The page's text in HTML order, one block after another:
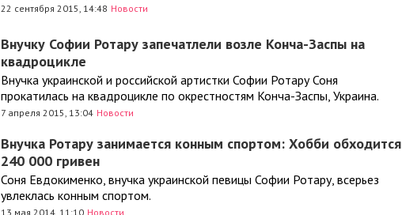
22 сентября 2015, 14:48 Новости
Внучку Софии Ротару запечатлели возле Конча-Заспы на
квадроцикле
Внучка украинской и российской артистки Софии Ротару Соня
прокатилась на квадроцикле по окрестностям Конча-Заспы, Украина.
7 апреля 2015, 13:04 Новости
Внучка Ротару занимается конным спортом: Хобби обходится
240 000 гривен
Соня Евдокименко, внучка украинской певицы Софии Ротару, всерьез
увлеклась конным спортом.
13 мая 2014, 11:10 Новости